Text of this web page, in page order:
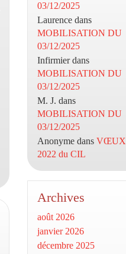
03/12/2025
Laurence dans
MOBILISATION DU
03/12/2025
Infirmierdans
MOBILISATION DU
03/12/2025
M. J. dans
MOBILISATION DU
03/12/2025
Anonyme dans VŒUX
2022 du CIL
Archives
août 2026
janvier 2026
décembre 2025